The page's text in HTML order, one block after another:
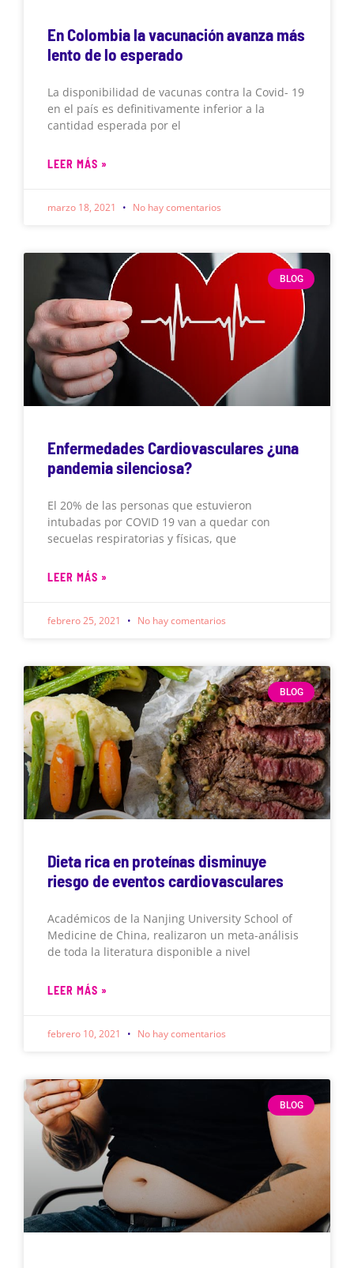
En Colombia la vacunación avanza más
lento de lo esperado
La disponibilidad de vacunas contra la Covid- 19
en el país es definitivamente inferior a la
cantidad esperada por el
LEER MÁS »
marzo 18, 2021 No hay comentarios
BLOG
Enfermedades Cardiovasculares ¿una
pandemia silenciosa?
El 20% de las personas que estuvieron
intubadas por COVID 19 van a quedar con
secuelas respiratorias y físicas, que
LEER MÁS »
febrero 25, 2021 No hay comentarios
BLOG
Dieta rica en proteínas disminuye
riesgo de eventos cardiovasculares
Académicos de la Nanjing University School of
Medicine de China, realizaron un meta-análisis
de toda la literatura disponible a nivel
LEER MÁS »
febrero 10, 2021 No hay comentarios
BLOG